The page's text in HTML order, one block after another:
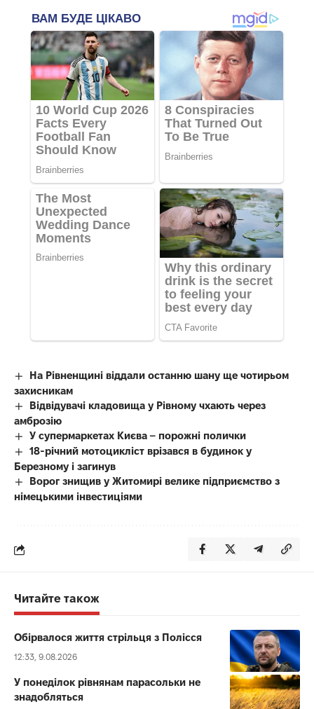
На Рівненщині віддали останню шану ще чотирьом
захисникам
Відвідувачі кладовища у Рівному чхають через
амброзію
У супермаркетах Києва – порожні полички
18-річний мотоцикліст врізався в будинок у
Березному і загинув
Ворог знищив у Житомирі велике підприємство з
німецькими інвестиціями
Читайте також
Обірвалося життя стрільця з Полісся
12:33, 9.08.2026
У понеділок рівнянам парасольки не
знадобляться